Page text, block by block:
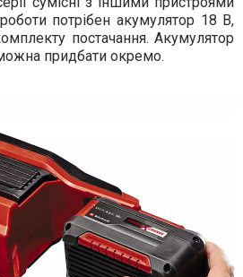
потрібен акумулятор 18 В,
постачання. Акумулятор
придбати окремо.